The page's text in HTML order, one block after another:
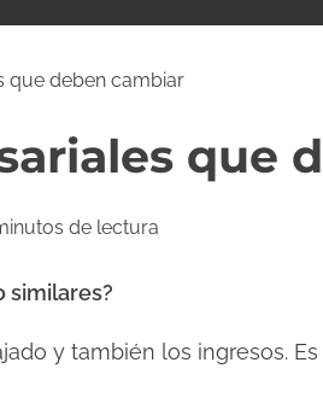
que deben cambiar
que
de lectura
similares?
y también los ingresos.